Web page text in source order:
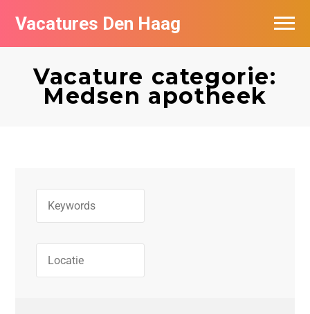
Vacatures Den Haag
Vacature categorie:
Medsen apotheek
Vacatures per bedrijf in Den Haag
Populair